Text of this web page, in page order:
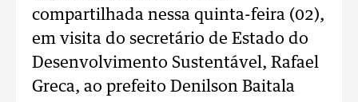
compartilhada nessa quinta-feira (02),
em visita do secretário de Estado do
Desenvolvimento Sustentável, Rafael
Greca, ao prefeito Denilson Baitala